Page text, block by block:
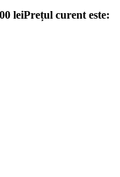
leiPrețul curent este: